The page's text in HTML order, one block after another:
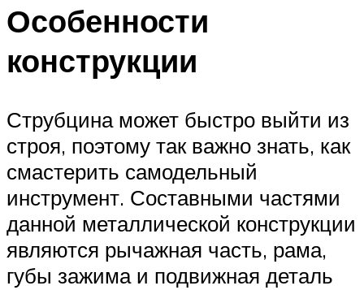
Особенности
конструкции
Струбцина может быстро выйти из
строя, поэтому так важно знать, как
смастерить самодельный
инструмент. Составными частями
данной металлической конструкции
являются рычажная часть, рама,
губы зажима и подвижная деталь